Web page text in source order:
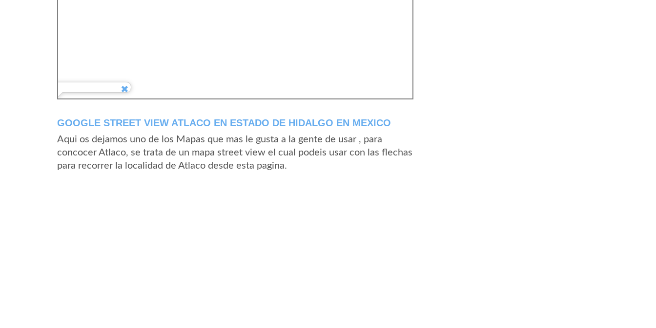
GOOGLE STREET VIEW ATLACO EN ESTADO DE HIDALGO EN MEXICO
Aqui os dejamos uno de los Mapas que mas le gusta a la gente de usar , para
concocer Atlaco, se trata de un mapa street view el cual podeis usar con las flechas
para recorrer la localidad de Atlaco desde esta pagina.